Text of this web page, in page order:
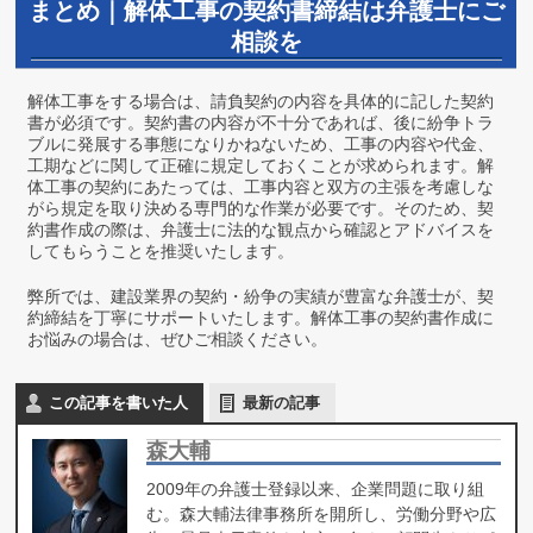
まとめ｜解体工事の契約書締結は弁護士にご
相談を
解体工事をする場合は、請負契約の内容を具体的に記した契約
書が必須です。契約書の内容が不十分であれば、後に紛争トラ
ブルに発展する事態になりかねないため、工事の内容や代金、
工期などに関して正確に規定しておくことが求められます。解
体工事の契約にあたっては、工事内容と双方の主張を考慮しな
がら規定を取り決める専門的な作業が必要です。そのため、契
約書作成の際は、弁護士に法的な観点から確認とアドバイスを
してもらうことを推奨いたします。
弊所では、建設業界の契約・紛争の実績が豊富な弁護士が、契
約締結を丁寧にサポートいたします。解体工事の契約書作成に
お悩みの場合は、ぜひご相談ください。
この記事を書いた人 最新の記事
森大輔
2009年の弁護士登録以来、企業問題に取り組
む。森大輔法律事務所を開所し、労働分野や広